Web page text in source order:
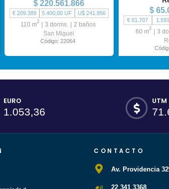
$ 220.561.866
€ 209.389 5.400,00 UF U$ 241.956
110 m2 3 dorms. 2 baños
San Miguel
Código: 22064
$
€ 61.707
60 m2 3
EURO
1.053,36
UTM
CONTACTO
Av. Providencia
22 341 3368